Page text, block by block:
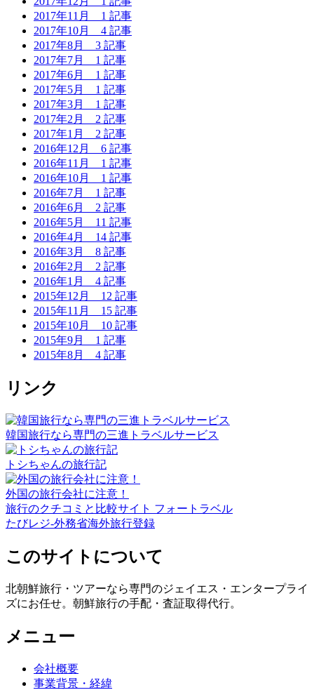
2017年11月 1 記事
2017年10月 4 記事
2017年8月 3 記事
2017年7月 1 記事
2017年6月 1 記事
2017年5月 1 記事
2017年3月 1 記事
2017年2月 2 記事
2017年1月 2 記事
2016年12月 6 記事
2016年11月 1 記事
2016年10月 1 記事
2016年7月 1 記事
2016年6月 2 記事
2016年5月 11 記事
2016年4月 14 記事
2016年3月 8 記事
2016年2月 2 記事
2016年1月 4 記事
2015年12月 12 記事
2015年11月 15 記事
2015年10月 10 記事
2015年9月 1 記事
2015年8月 4 記事
リンク
韓国旅行なら専門の三進トラベルサービス
トシちゃんの旅行記
外国の旅行会社に注意！
旅行のクチコミと比較サイト フォートラベル
たびレジ-外務省海外旅行登録
このサイトについて
北朝鮮旅行・ツアーなら専門のジェイエス・エンタープライ
ズにお任せ。朝鮮旅行の手配・査証取得代行。
メニュー
会社概要
事業背景・経緯